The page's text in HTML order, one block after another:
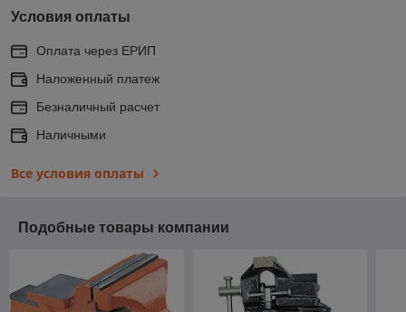
Условия оплаты
Оплата через ЕРИП
Наложенный платеж
Безналичный расчет
Наличными
Все условия оплаты
Подобные товары компании